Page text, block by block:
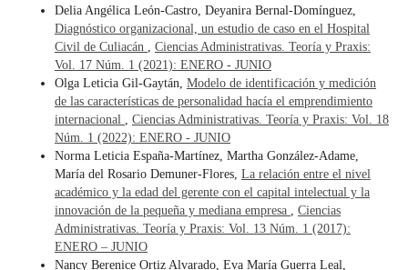
Delia Angélica León-Castro, Deyanira Bernal-Domínguez,
Diagnóstico organizacional, un estudio de caso en el Hospital
Civil de Culiacán
Ciencias Administrativas. Teoría y Praxis:
Vol. 17 Núm. 1 (2021): ENERO - JUNIO
Olga Leticia Gil-Gaytán, Modelo de identificación y medición
de las características de personalidad hacía el emprendimiento
internacional
Ciencias Administrativas. Teoría y Praxis: Vol. 18
Núm. 1 (2022): ENERO - JUNIO
Norma Leticia España-Martínez, Martha González-Adame,
María del Rosario Demuner-Flores, La relación entre el nivel
académico y la edad del gerente con el capital intelectual y la
innovación de la pequeña y mediana empresa
Ciencias
Administrativas. Teoría y Praxis: Vol. 13 Núm. 1 (2017):
ENERO – JUNIO
Nancy Berenice Ortiz Alvarado, Eva María Guerra Leal,